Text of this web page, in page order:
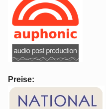
Preise: